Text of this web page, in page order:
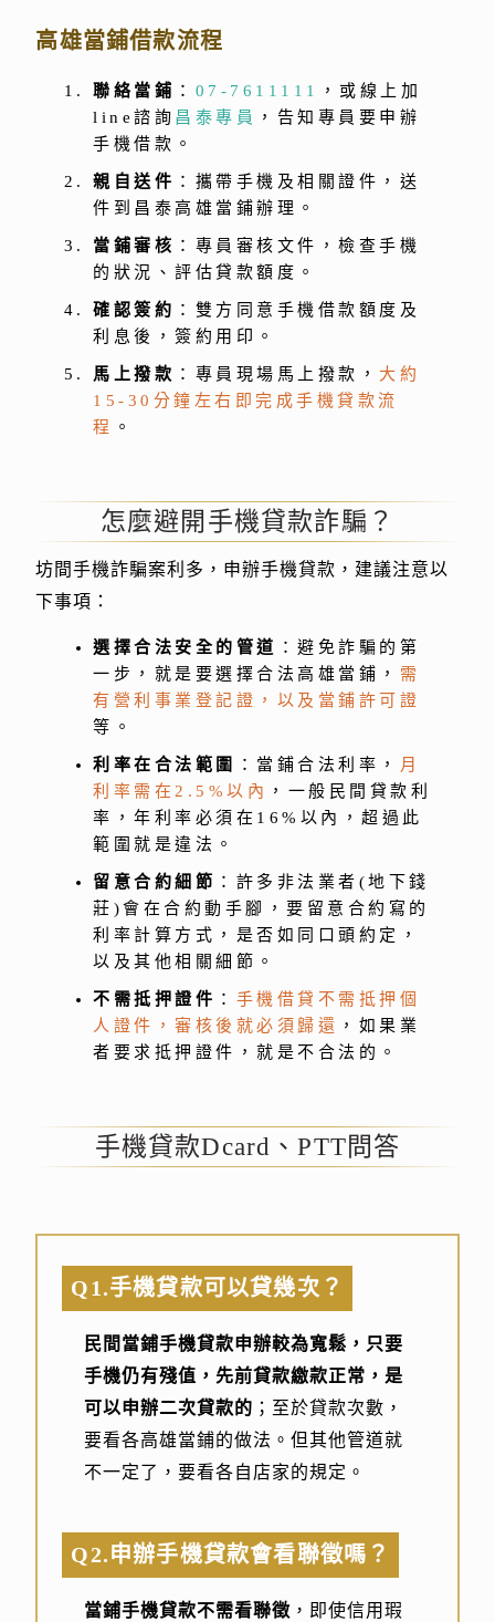
高雄當鋪借款流程
聯絡當鋪 ： 07-7611111
，或線上加
line諮詢 昌泰專員
，告知專員要申辦
手機借款。
親自送件 ：攜帶手機及相關證件，送
件到昌泰高雄當鋪辦理。
當鋪審核 ：專員審核文件，檢查手機
的狀況、評估貸款額度。
確認簽約 ：雙方同意手機借款額度及
利息後，簽約用印。
馬上撥款 ：專員現場馬上撥款， 大約
15-30分鐘左右即完成手機貸款流
程
。
怎麼避開手機貸款詐騙？
坊間手機詐騙案利多，申辦手機貸款，建議注意以
下事項：
選擇合法安全的管道
：避免詐騙的第
一步，就是要選擇合法高雄當鋪， 需
有營利事業登記證，以及當鋪許可證
等。
利率在合法範圍 ：當鋪合法利率，
月
利率需在2.5%以內
，一般民間貸款利
率，年利率必須在16%以內，超過此
範圍就是違法。
留意合約細節 ：許多非法業者(地下錢
莊)會在合約動手腳，要留意合約寫的
利率計算方式，是否如同口頭約定，
以及其他相關細節。
不需抵押證件 ： 手機借貸不需抵押個
人證件，審核後就必須歸還 ，如果業
者要求抵押證件，就是不合法的。
手機貸款Dcard、PTT問答
Q1.手機貸款可以貸幾次？
民間當鋪手機貸款申辦較為寬鬆，只要
手機仍有殘值，先前貸款繳款正常，是
可以申辦二次貸款的 ；至於貸款次數，
要看各高雄當鋪的做法。但其他管道就
不一定了，要看各自店家的規定。
Q2.申辦手機貸款會看聯徵嗎？
當鋪手機貸款不需看聯徵 ，即使信用瑕